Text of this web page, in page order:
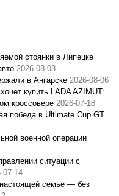
стоянки в Липецке
2026-08-08
в Ангарске 2026-08-06
купить LADA AZIMUT:
кроссовере 2026-07-18
победа в Ultimate Cup GT
военной операции
ситуации с
07-14
семье — без